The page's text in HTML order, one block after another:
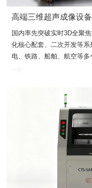
高端三维超声成像设备